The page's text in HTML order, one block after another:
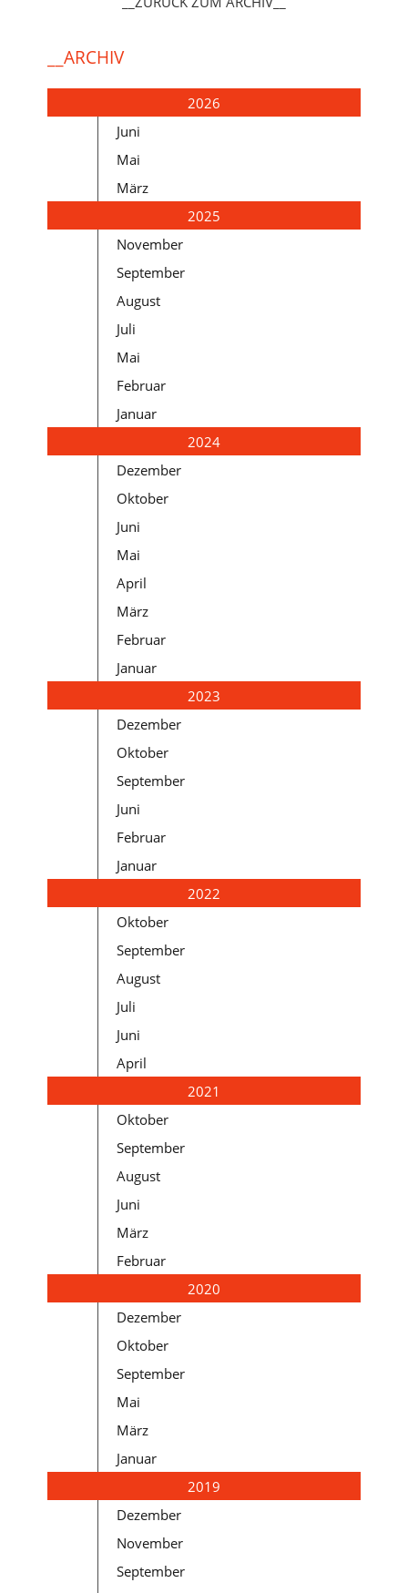
__ARCHIV
2026
Juni
Mai
März
2025
November
September
August
Juli
Mai
Februar
Januar
2024
Dezember
Oktober
Juni
Mai
April
März
Februar
Januar
2023
Dezember
Oktober
September
Juni
Februar
Januar
2022
Oktober
September
August
Juli
Juni
April
2021
Oktober
September
August
Juni
März
Februar
2020
Dezember
Oktober
September
Mai
März
Januar
2019
Dezember
November
September